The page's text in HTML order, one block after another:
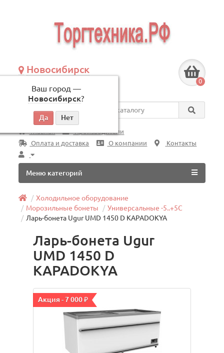
Новосибирск
Ваш город —
Новосибирск?
по будням, с 09:00 до 18:00
0
Везде
Главная
Производители
Оплата и доставка
О компании Контакты
Меню категорий
Холодильное оборудование
Морозильные бонеты
Универсальные -5..+5C
Ларь-бонета Ugur UMD 1450 D KAPADOKYA
Ларь-бонета Ugur
UMD 1450 D
KAPADOKYA
Акция - 7 000 ₽